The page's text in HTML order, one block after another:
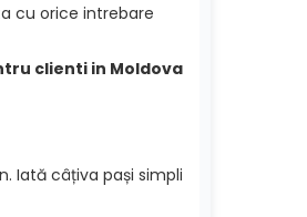
cu orice intrebare
clienti in Moldova
Iată câțiva pași simpli